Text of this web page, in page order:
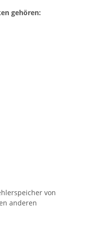
gehören:
von
anderen